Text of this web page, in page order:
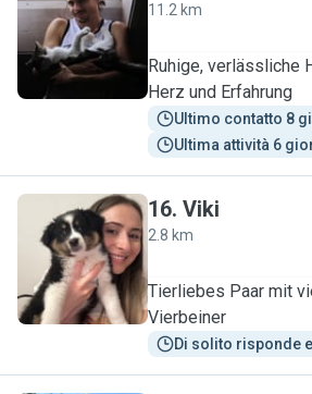
H
11.2 km
Ruhige, verlässliche
Herz und Erfahrung
Ultimo contatto 8
Ultima attività 6
V
16. Viki
2.8 km
Tierliebes Paar mit
Vierbeiner
Di solito risponde